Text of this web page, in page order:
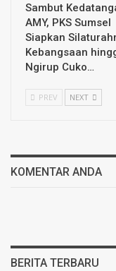
Sambut
AMY, PKS Sumsel
Siapkan
Kebangsaan
Ngirup Cuko…
PREV NEXT
KOMENTAR ANDA
BERITA TERBARU